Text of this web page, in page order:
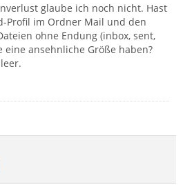
glaube ich noch nicht. Hast
Profil im Ordner Mail und den
ohne Endung (inbox, sent,
ansehnliche Größe haben?